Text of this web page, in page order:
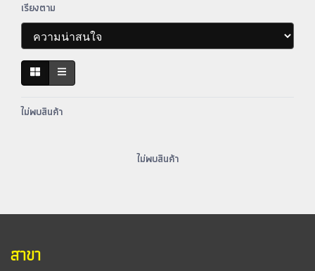
เรียงตาม
ไม่พบสินค้า
ไม่พบสินค้า
สาขา